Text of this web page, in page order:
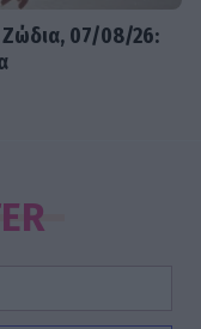
Ζώδια, 07/08/26: